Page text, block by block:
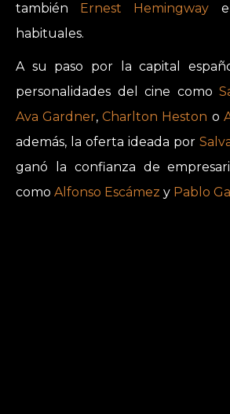
también Ernest Hemingway
habituales.
A su paso por la capital
personalidades del cine como
Ava Gardner,Charlton Heston o
además, la oferta ideada por
ganó la confianza de
como Alfonso Escámez y Pablo